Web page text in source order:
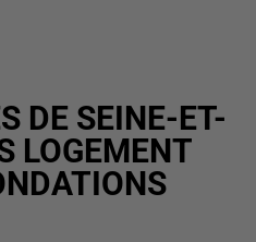
DE SEINE-ET-
LOGEMENT